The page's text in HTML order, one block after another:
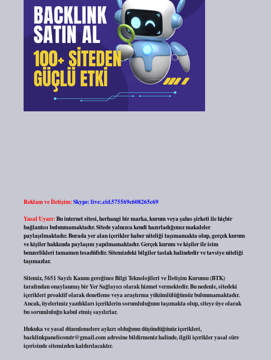
Reklam ve İletişim:Skype: live:.cid.575569c608265c69
Yasal Uyarı:Bu internet sitesi, herhangi bir marka, kurum veya şahıs şirketi ile hiçbir
bağlantısı bulunmamaktadır. Sitede yalnızca kendi hazırladığımız makaleler
paylaşılmaktadır. Burada yer alan içerikler haber niteliği taşımamakta olup, gerçek kurum
ve kişiler hakkında paylaşım yapılmamaktadır. Gerçek kurum ve kişiler ile isim
benzerlikleri tamamen tesadüfidir. Sitemizdeki bilgiler taslak halindedir ve tavsiye niteliği
taşımazlar.
Sitemiz, 5651 Sayılı Kanun gereğince Bilgi Teknolojileri ve İletişim Kurumu (BTK)
tarafından onaylanmış bir Yer Sağlayıcı olarak hizmet vermektedir. Bu nedenle, sitedeki
içerikleri proaktif olarak denetleme veya araştırma yükümlülüğümüz bulunmamaktadır.
Ancak, üyelerimiz yazdıkları içeriklerin sorumluluğunu taşımakta olup, siteye üye olarak
bu sorumluluğu kabul etmiş sayılırlar.
Hukuka ve yasal düzenlemelere aykırı olduğunu düşündüğünüz içerikleri,
backlinkpanelicomtr@gmail.comadresine bildirmeniz halinde, ilgili içerikler yasal süre
içerisinde sitemizden kaldırılacaktır.